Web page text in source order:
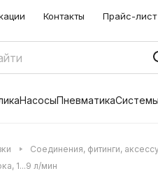
Контакты Прайс-лист
НасосыПневматика
Соединения, фитинги,
1...9 л/мин